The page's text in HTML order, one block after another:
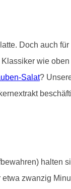
Doch auch für
wie oben
Salat?
halten
zwanzig